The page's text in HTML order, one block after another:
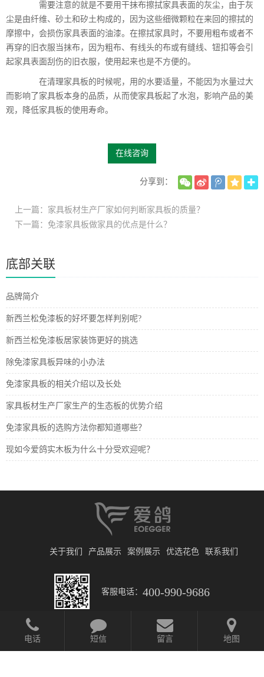
需要注意的就是不要用干抹布擦拭家具表面的灰尘，由于灰
尘是由纤维、砂土和矽土构成的，因为这些细微颗粒在来回的擦拭的
摩擦中，会损伤家具表面的油漆。在擦拭家具时，不要用粗布或者不
再穿的旧衣服当抹布，因为粗布、有线头的布或有缝线、钮扣等会引
起家具表面刮伤的旧衣服，使用起来也是不方便的。
在清理家具板的时候呢，用的水要适量，不能因为水量过大
而影响了家具板本身的品质，从而使家具板起了水泡，影响产品的美
观，降低家具板的使用寿命。
在线咨询
分享到：
上一篇：家具板材生产厂家如何判断家具板的质量？
下一篇：免漆家具板做家具的优点是什么？
底部关联
品牌简介
新西兰松免漆板的好坏要怎样判别呢?
新西兰松免漆板居家装饰更好的挑选
除免漆家具板异味的小办法
免漆家具板的相关介绍以及长处
家具板材生产厂家生产的生态板的优势介绍
免漆家具板的选购方法你都知道哪些？
现如今爱鸽实木板为什么十分受欢迎呢？
关于我们 产品展示 案例展示 优选花色 联系我们
客服电话： 400-990-9686
© 2019 北京日升财通建筑装饰材料有限公司
京ICP备2025135258号-1
网站开发:超越无限 网站地图
电话 短信 留言 地图